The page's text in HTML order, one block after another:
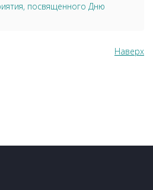
посвященного Дню
Наверх